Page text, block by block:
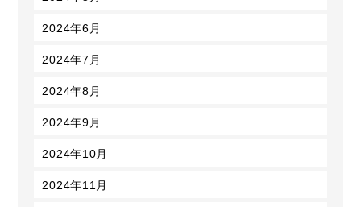
2024年6月
2024年7月
2024年8月
2024年9月
2024年10月
2024年11月